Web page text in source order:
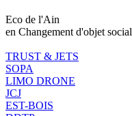
Eco de l'Ain
en Changement d'objet social
TRUST & JETS
SOPA
LIMO DRONE
JCJ
EST-BOIS